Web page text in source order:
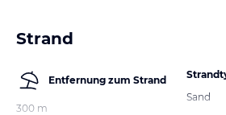
Strand
Entfernung zum Strand
300 m
Sand